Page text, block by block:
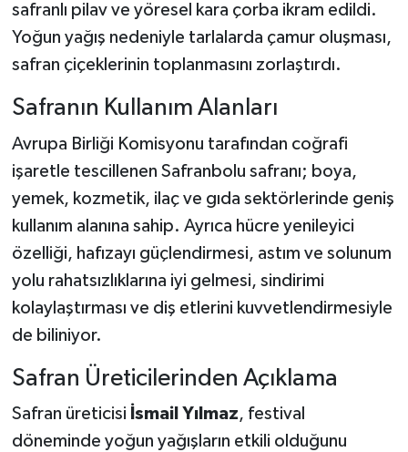
safranlı pilav ve yöresel kara çorba ikram edildi.
Yoğun yağış nedeniyle tarlalarda çamur oluşması,
safran çiçeklerinin toplanmasını zorlaştırdı.
Safranın Kullanım Alanları
Avrupa Birliği Komisyonu tarafından coğrafi
işaretle tescillenen Safranbolu safranı; boya,
yemek, kozmetik, ilaç ve gıda sektörlerinde geniş
kullanım alanına sahip. Ayrıca hücre yenileyici
özelliği, hafızayı güçlendirmesi, astım ve solunum
yolu rahatsızlıklarına iyi gelmesi, sindirimi
kolaylaştırması ve diş etlerini kuvvetlendirmesiyle
de biliniyor.
Safran Üreticilerinden Açıklama
Safran üreticisi İsmail Yılmaz, festival
döneminde yoğun yağışların etkili olduğunu